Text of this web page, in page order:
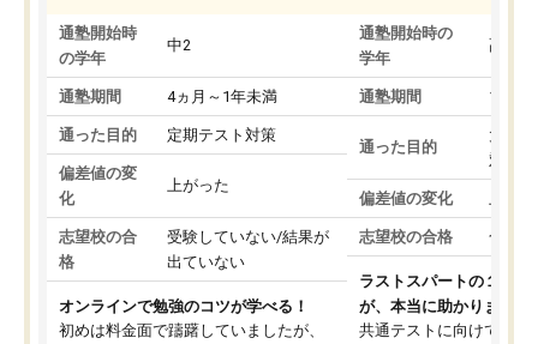
通塾開始時
の学年
中2
通塾期間 4ヵ月～1年未満
通った目的 定期テスト対策
偏差値の変
化
上がった
志望校の合
格
受験していない/結果が
出ていない
オンラインで勉強のコツが学べる！
初めは料金面で躊躇していましたが、
通塾開始時の
学年
高3
通塾期間 1～3
通った目的
大学
対策
偏差値の変化 上が
志望校の合格 合格
ラストスパートの１か月
が、本当に助かりました
共通テストに向けての追